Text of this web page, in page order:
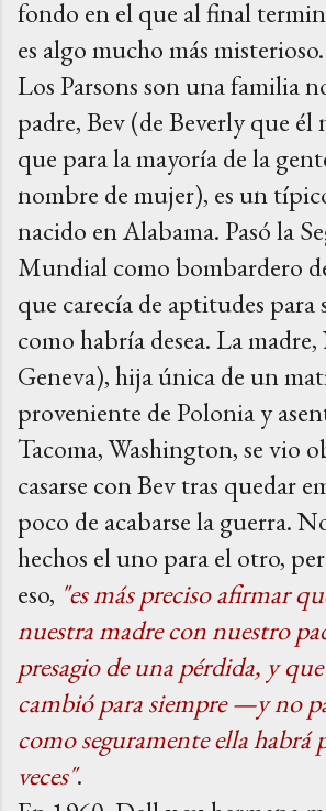
fondo en el que al final
es algo mucho más misterioso.
Los Parsons son una familia
padre, Bev (de Beverly que
que para la mayoría de la
nombre de mujer), es un
nacido en Alabama. Pasó la
Mundial como bombardero
que carecía de aptitudes para
como habría desea. La
Geneva), hija única de un
proveniente de Polonia y
Tacoma, Washington, se vio
casarse con Bev tras quedar
poco de acabarse la guerra.
hechos el uno para el otro,
eso, "es más preciso afirmar
nuestra madre con nuestro
presagio de una pérdida, y
cambió para siempre —y no
como seguramente ella habrá
veces".